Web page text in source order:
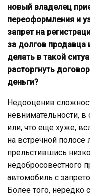
новый владелец
переоформления и
запрет на
за долгов продавца
делать в такой
расторгнуть
деньги?
Недооценив
невнимательности,
или, что еще хуже,
на встречной
прельстившись
недобросовестного
автомобиль с
Более того, нередко